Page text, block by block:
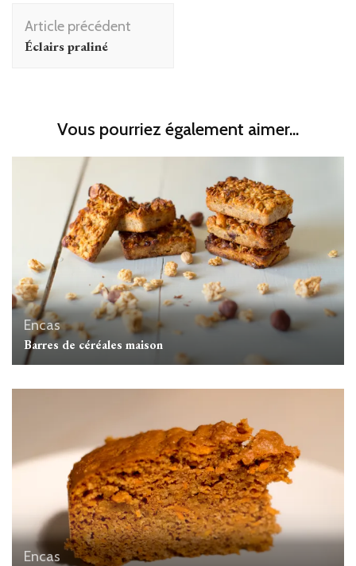
Navigation
d'article
Article précédent
Éclairs praliné
Vous pourriez également aimer...
Encas
Barres de céréales maison
Encas